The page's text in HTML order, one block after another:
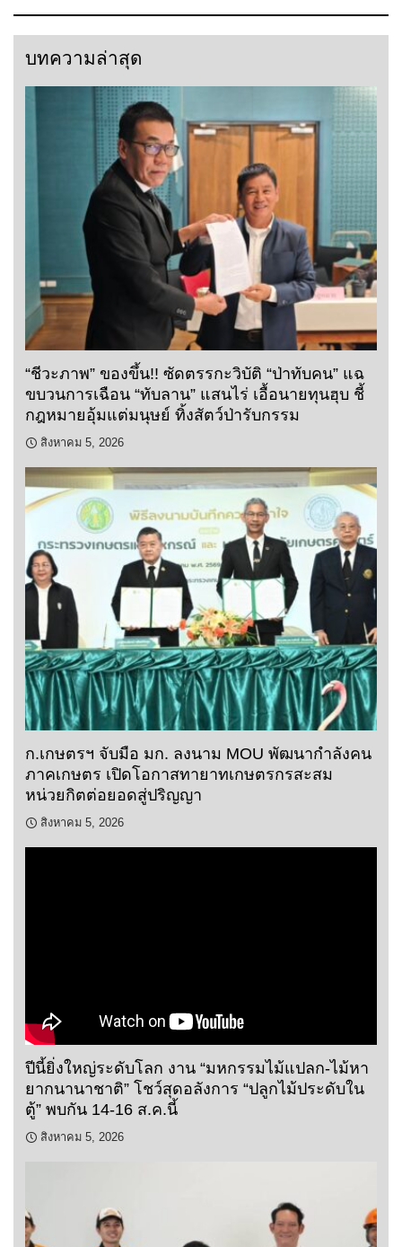
บทความล่าสุด
“ชีวะภาพ” ของขึ้น!! ซัดตรรกะวิบัติ “ป่าทับคน” แฉ
ขบวนการเฉือน “ทับลาน” แสนไร่ เอื้อนายทุนฮุบ ชี้
กฎหมายอุ้มแต่มนุษย์ ทิ้งสัตว์ป่ารับกรรม
สิงหาคม 5, 2026
ก.เกษตรฯ จับมือ มก. ลงนาม MOU พัฒนากำลังคน
ภาคเกษตร เปิดโอกาสทายาทเกษตรกรสะสม
หน่วยกิตต่อยอดสู่ปริญญา
สิงหาคม 5, 2026
ปีนี้ยิ่งใหญ่ระดับโลก งาน “มหกรรมไม้แปลก-ไม้หา
ยากนานาชาติ” โชว์สุดอลังการ “ปลูกไม้ประดับใน
ตู้” พบกัน 14-16 ส.ค.นี้
สิงหาคม 5, 2026